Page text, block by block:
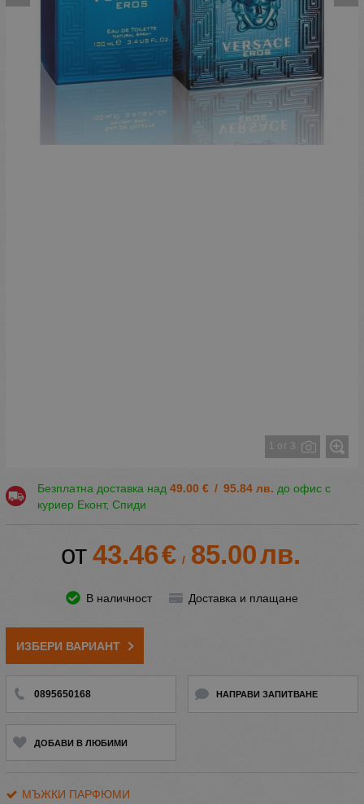
1 от 3
Безплатна доставка над 49.00 € / 95.84 лв. до офис с
куриер Еконт, Спиди
43.46€ / 85.00лв.
В наличност Доставка и плащане
ИЗБЕРИ ВАРИАНТ
0895650168 НАПРАВИ ЗАПИТВАНЕ
ДОБАВИ В ЛЮБИМИ
МЪЖКИ ПАРФЮМИ